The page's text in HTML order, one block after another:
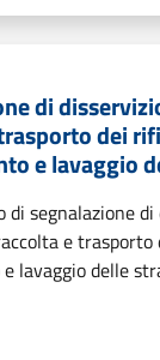
di
dei
e lavaggio
di segnalazione
e
lavaggio delle